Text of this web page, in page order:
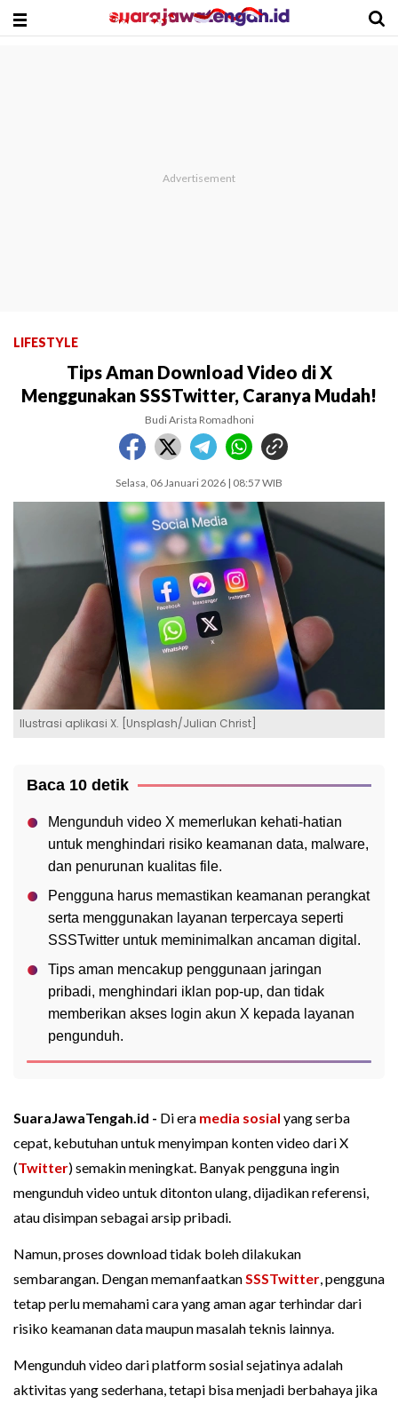
LIFESTYLE
Tips Aman Download Video di X
Menggunakan SSSTwitter, Caranya Mudah!
Budi Arista Romadhoni
Selasa, 06 Januari 2026 | 08:57 WIB
Ilustrasi aplikasi X. [Unsplash/Julian Christ]
Baca 10 detik
Mengunduh video X memerlukan kehati-hatian
untuk menghindari risiko keamanan data, malware,
dan penurunan kualitas file.
Pengguna harus memastikan keamanan perangkat
serta menggunakan layanan terpercaya seperti
SSSTwitter untuk meminimalkan ancaman digital.
Tips aman mencakup penggunaan jaringan
pribadi, menghindari iklan pop-up, dan tidak
memberikan akses login akun X kepada layanan
pengunduh.
SuaraJawaTengah.id - Di era media sosial yang serba
cepat, kebutuhan untuk menyimpan konten video dari X
(Twitter) semakin meningkat. Banyak pengguna ingin
mengunduh video untuk ditonton ulang, dijadikan referensi,
atau disimpan sebagai arsip pribadi.
Namun, proses download tidak boleh dilakukan
sembarangan. Dengan memanfaatkanSSSTwitter, pengguna
tetap perlu memahami cara yang aman agar terhindar dari
risiko keamanan data maupun masalah teknis lainnya.
Mengunduh video dari platform sosial sejatinya adalah
aktivitas yang sederhana, tetapi bisa menjadi berbahaya jika